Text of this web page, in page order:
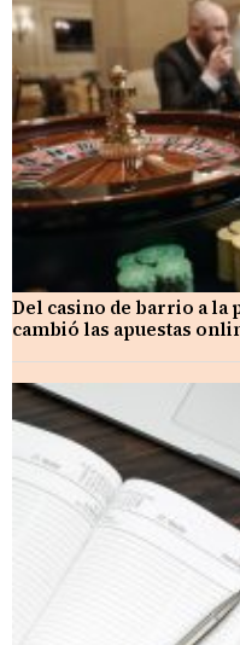
Del casino de barrio a la
cambió las apuestas